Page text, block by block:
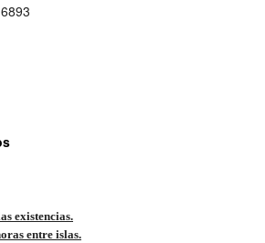
existencias.
entre islas.